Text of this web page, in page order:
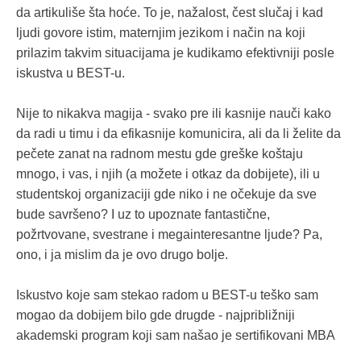
da artikuliše šta hoće. To je, nažalost, čest slučaj i kad
ljudi govore istim, maternjim jezikom i način na koji
prilazim takvim situacijama je kudikamo efektivniji posle
iskustva u BEST-u.
Nije to nikakva magija - svako pre ili kasnije nauči kako
da radi u timu i da efikasnije komunicira, ali da li želite da
pečete zanat na radnom mestu gde greške koštaju
mnogo, i vas, i njih (a možete i otkaz da dobijete), ili u
studentskoj organizaciji gde niko i ne očekuje da sve
bude savršeno? I uz to upoznate fantastične,
požrtvovane, svestrane i megainteresantne ljude? Pa,
ono, i ja mislim da je ovo drugo bolje.
Iskustvo koje sam stekao radom u BEST-u teško sam
mogao da dobijem bilo gde drugde - najpribližniji
akademski program koji sam našao je sertifikovani MBA